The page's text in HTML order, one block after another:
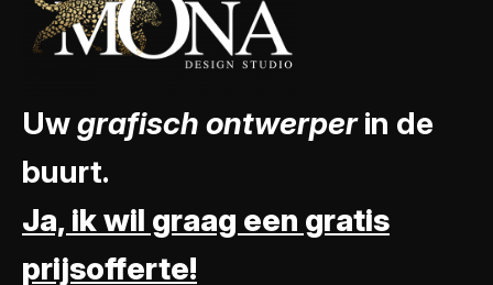
Uwgrafisch ontwerperin de
buurt.
Ja, ik wil graag een gratis
prijsofferte!